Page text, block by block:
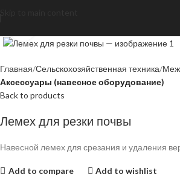
Главная Сельскохозяйственная техника
Аксессуары (навесное оборудование)
Back to products
Лемех для резки почвы
Навесной лемех для срезания и удаления
Add to compare Add to wishlist